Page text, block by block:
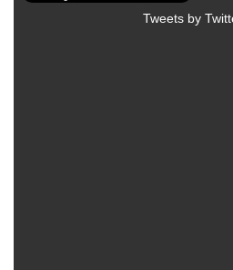
Tweets by